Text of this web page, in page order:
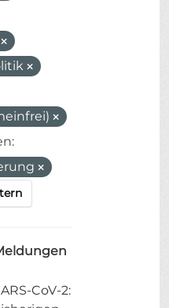
CoV-2: